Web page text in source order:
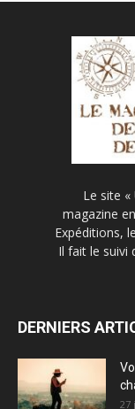
Le site «
magazine
Expéditions,
Il fait le suivi
DERNIERS
27